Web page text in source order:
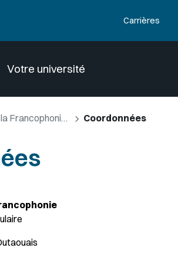
Carrières
Votre université
Chaire Senghor de la Francophonie de l'UQO Coordonnées